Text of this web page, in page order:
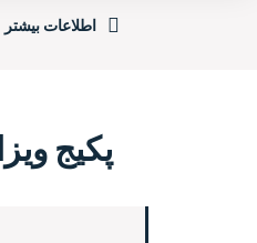
اطلاعات بیشتر
پکیج